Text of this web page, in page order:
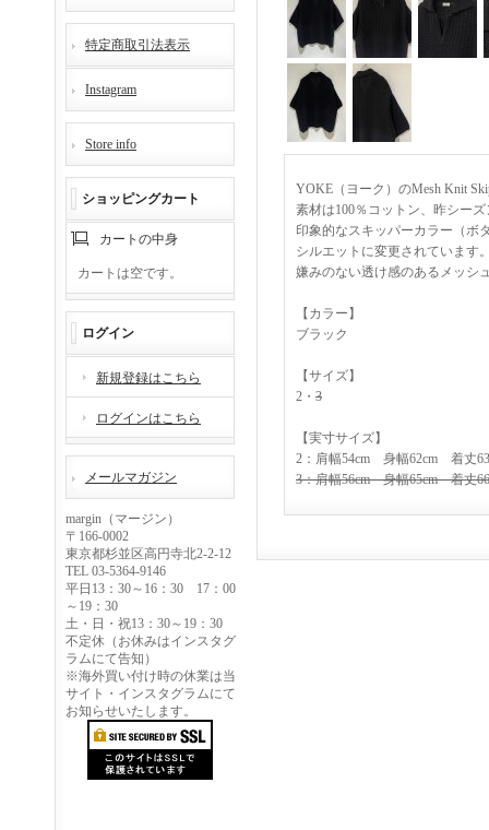
特定商取引法表示
Instagram
Store info
ショッピングカート
カートの中身
カートは空です。
ログイン
新規登録はこちら
ログインはこちら
メールマガジン
margin（マージン）
〒166-0002
東京都杉並区高円寺北2-2-12
TEL 03-5364-9146
平日13：30～16：30 17：00
～19：30
土・日・祝13：30～19：30
不定休（お休みはインスタグ
ラムにて告知）
※海外買い付け時の休業は当
サイト・インスタグラムにて
お知らせいたします。
YOKE（ヨーク）のMesh Knit
素材は100％コットン、昨シー
印象的なスキッパーカラー（ボ
シルエットに変更されています
嫌みのない透け感のあるメッシ
【カラー】
ブラック
【サイズ】
2・ 3
【実寸サイズ】
2：肩幅54cm 身幅62cm 着丈
3：肩幅56cm 身幅65cm 着丈